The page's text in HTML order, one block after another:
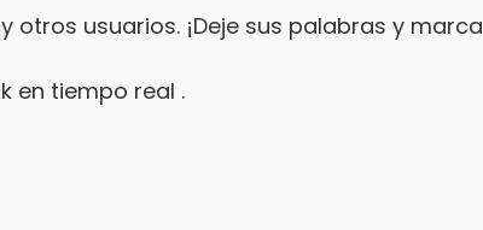
usuarios. ¡Deje sus palabras y marca
en tiempo real .